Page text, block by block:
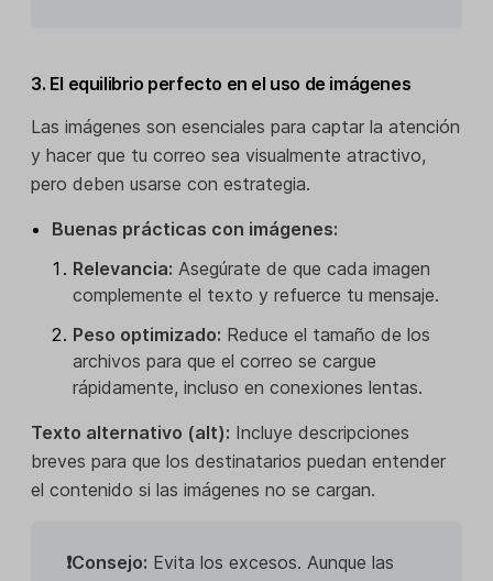
3. El equilibrio perfecto en el uso de imágenes
Las imágenes son esenciales para captar la atención
y hacer que tu correo sea visualmente atractivo,
pero deben usarse con estrategia.
Buenas prácticas con imágenes:
Relevancia: Asegúrate de que cada imagen
complemente el texto y refuerce tu mensaje.
Peso optimizado: Reduce el tamaño de los
archivos para que el correo se cargue
rápidamente, incluso en conexiones lentas.
Texto alternativo (alt): Incluye descripciones
breves para que los destinatarios puedan entender
el contenido si las imágenes no se cargan.
❗Consejo: Evita los excesos. Aunque las